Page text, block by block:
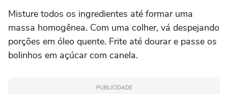
Misture todos os ingredientes até formar uma
massa homogênea. Com uma colher, vá despejando
porções em óleo quente. Frite até dourar e passe os
bolinhos em açúcar com canela.
PUBLICIDADE